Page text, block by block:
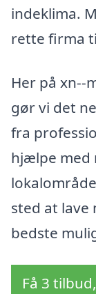
indeklima.
rette firma
Her på xn--
gør vi det
fra
hjælpe med
sted at lave
bedste
Få 3